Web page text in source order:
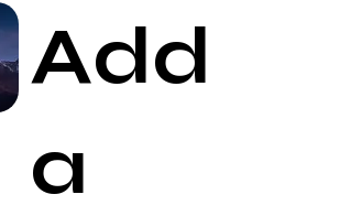
Add
a